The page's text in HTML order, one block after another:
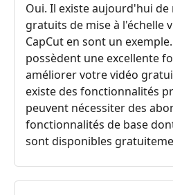
Oui. Il existe aujourd'hui
gratuits de mise à l'échelle
CapCut en sont un
possèdent une excellente
améliorer votre vidéo
existe des fonctionnalités
peuvent nécessiter des
fonctionnalités de base
sont disponibles